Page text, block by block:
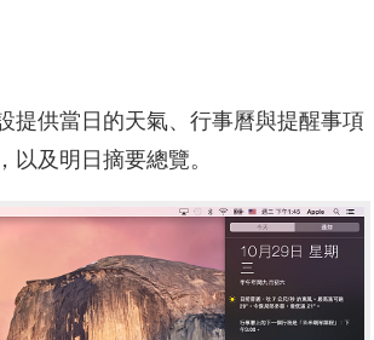
提供當日的天氣、行事曆與提醒事項
以及明日摘要總覽。